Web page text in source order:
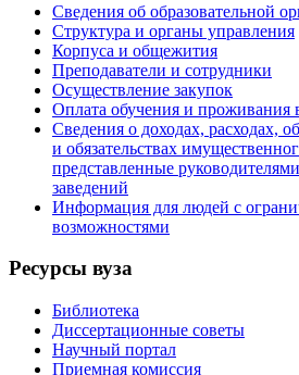
Сведения об образовательной
Структура и органы управления
Корпуса и общежития
Преподаватели и сотрудники
Осуществление закупок
Оплата обучения и
Сведения о доходах, расходах,
и обязательствах
представленные
заведений
Информация для людей с
возможностями
Ресурсы вуза
Библиотека
Диссертационные советы
Научный портал
Приемная комиссия